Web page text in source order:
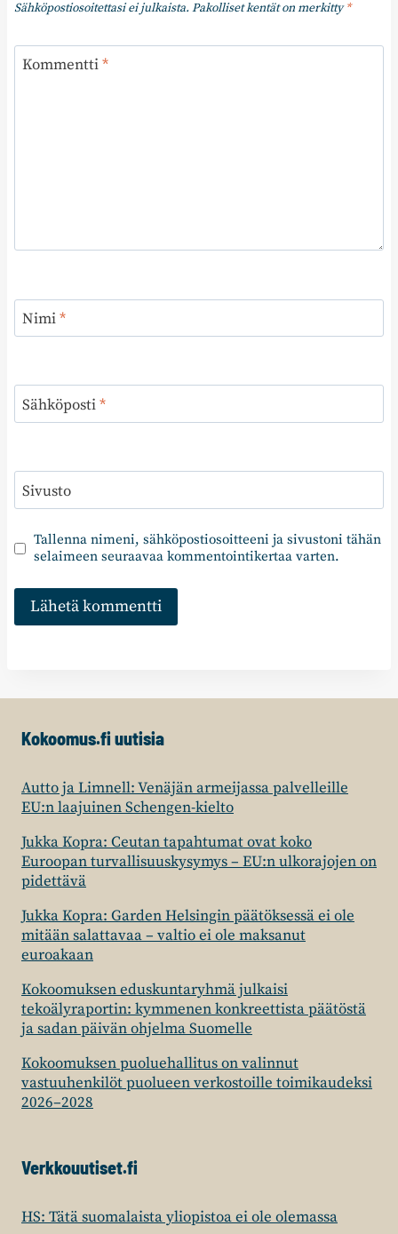
Sähköpostiosoitettasi ei julkaista. Pakolliset kentät on merkitty*
Kommentti*
Nimi*
Sähköposti*
Sivusto
Tallenna nimeni, sähköpostiosoitteeni ja sivustoni tähän
selaimeen seuraavaa kommentointikertaa varten.
Kokoomus.fi uutisia
Autto ja Limnell: Venäjän armeijassa palvelleille
EU:n laajuinen Schengen-kielto
Jukka Kopra: Ceutan tapahtumat ovat koko
Euroopan turvallisuuskysymys – EU:n ulkorajojen on
pidettävä
Jukka Kopra: Garden Helsingin päätöksessä ei ole
mitään salattavaa – valtio ei ole maksanut
euroakaan
Kokoomuksen eduskuntaryhmä julkaisi
tekoälyraportin: kymmenen konkreettista päätöstä
ja sadan päivän ohjelma Suomelle
Kokoomuksen puoluehallitus on valinnut
vastuuhenkilöt puolueen verkostoille toimikaudeksi
2026–2028
Verkkouutiset.fi
HS: Tätä suomalaista yliopistoa ei ole olemassa